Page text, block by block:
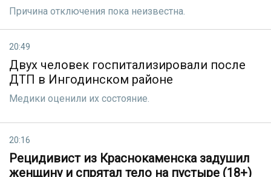
Причина отключения пока неизвестна.
20:49
Двух человек госпитализировали после
ДТП в Ингодинском районе
Медики оценили их состояние.
20:16
Рецидивист из Краснокаменска задушил
женщину и спрятал тело на пустыре (18+)